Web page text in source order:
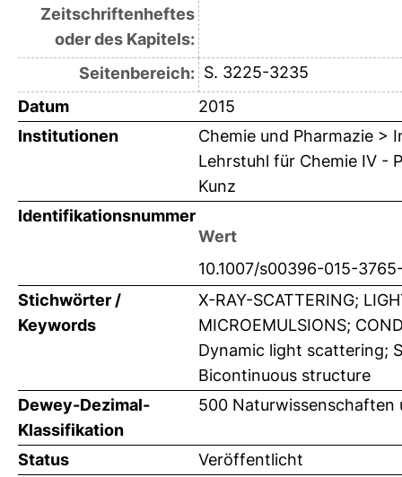
Zeitschriftenheftes
oder des Kapitels:
Seitenbereich: S. 3225-3235
Datum
2015
Institutionen
Chemie und Pharmazie >
Lehrstuhl für Chemie IV -
Kunz
Identifikationsnummer
Wert
10.1007/s00396-015-
Stichwörter /
Keywords
X-RAY-SCATTERING;
MICROEMULSIONS;
Dynamic light scattering;
Bicontinuous structure
Dewey-Dezimal-
Klassifikation
500 Naturwissenschaften
Status
Veröffentlicht